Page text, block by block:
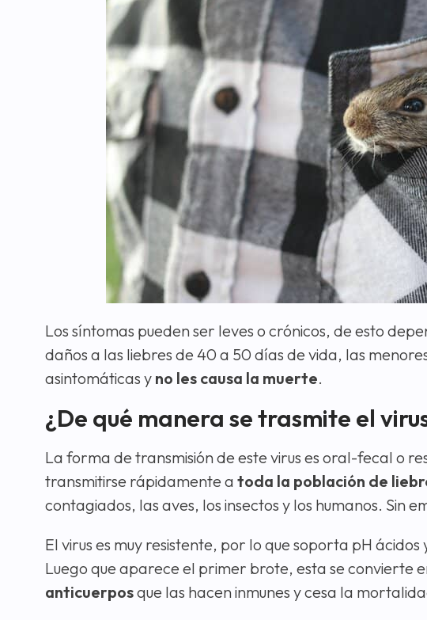
Los síntomas pueden ser leves o crónicos, de esto
daños a las liebres de 40 a 50 días de vida, las
asintomáticas y no les causa la muerte.
¿De qué manera se trasmite el
La forma de transmisión de este virus es oral-fecal o
transmitirse rápidamente a toda la población de
contagiados, las aves, los insectos y los humanos. Sin
El virus es muy resistente, por lo que soporta pH
Luego que aparece el primer brote, esta se convierte
anticuerposque las hacen inmunes y cesa la